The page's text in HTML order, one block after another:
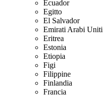
Ecuador
Egitto
El Salvador
Emirati Arabi Uniti
Eritrea
Estonia
Etiopia
Figi
Filippine
Finlandia
Francia